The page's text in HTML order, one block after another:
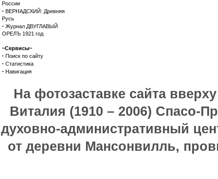
России
· ВЕРНАДСКИЙ: Древняя
Русь
· Журнал ДВУГЛАВЫЙ
ОРЕЛЪ 1921 год
~Сервисы~
· Поиск по сайту
· Статистика
· Навигация
На фотозаставке сайта
Виталия (1910 – 2006) Спасо-
духовно-административный
от деревни Мансонвилль,